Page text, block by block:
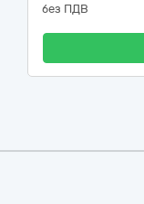
без ПДВ